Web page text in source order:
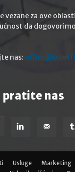
vezane za ove
da
nas:
pratite nas
Usluge Marketing